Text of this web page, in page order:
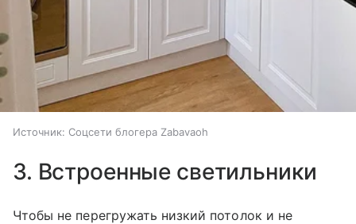
Источник: Соцсети блогера Zabavaoh
3. Встроенные светильники
Чтобы не перегружать низкий потолок и не